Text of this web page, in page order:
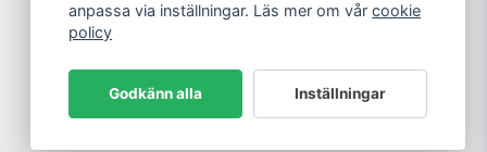
anpassa via inställningar. Läs mer om vårcookie
policy
Godkänn alla Inställningar